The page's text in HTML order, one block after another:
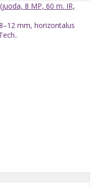
8 MP, 60 m. IR,
mm, horizontalus